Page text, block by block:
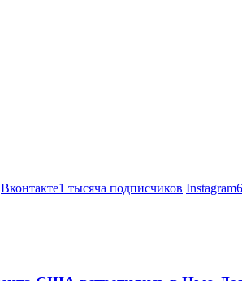
Вконтакте1 тысяча подписчиков Instagram